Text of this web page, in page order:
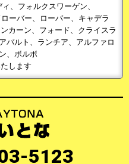
、フォルクスワーゲン、
ーバー、ローバー、キャデラ
カーン、フォード、クライスラ
バルト、ランチア、アルファロ
、ボルボ
します
5123